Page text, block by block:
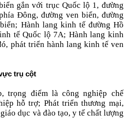
gắn với trục Quốc lộ 1, đường
Đông, đường ven biển, đường
Hành lang kinh tế đường Hồ
tế Quốc lộ 7A; Hành lang kinh
phát triển hành lang kinh tế ven
trụ cột
trọng điểm là công nghiệp chế
hỗ trợ; Phát triển thương mại,
dục và đào tạo, y tế chất lượng